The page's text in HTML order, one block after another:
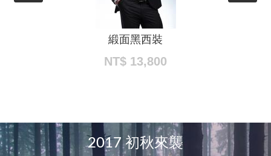
緞面黑西裝
NT$ 13,800
2017 初秋來襲